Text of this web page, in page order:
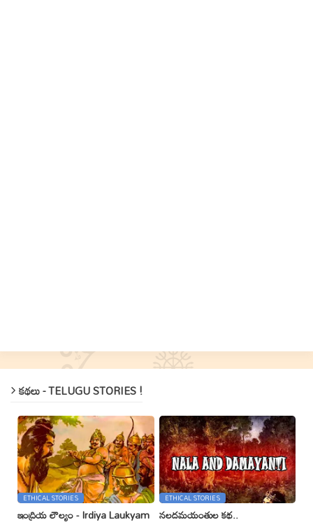
కథలు - TELUGU STORIES !
ETHICAL STORIES
ఇంద్రియ లౌల్యం - Irdiya Laukyam
ETHICAL STORIES
నలదమయంతుల కథ..